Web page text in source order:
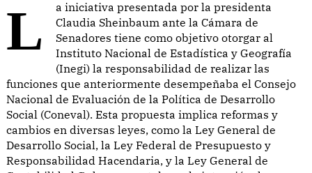
La iniciativa presentada por la presidenta
Claudia Sheinbaum ante la Cámara de
Senadores tiene como objetivo otorgar al
Instituto Nacional de Estadística y Geografía
(Inegi) la responsabilidad de realizar las
funciones que anteriormente desempeñaba el Consejo
Nacional de Evaluación de la Política de Desarrollo
Social (Coneval). Esta propuesta implica reformas y
cambios en diversas leyes, como la Ley General de
Desarrollo Social, la Ley Federal de Presupuesto y
Responsabilidad Hacendaria, y la Ley General de